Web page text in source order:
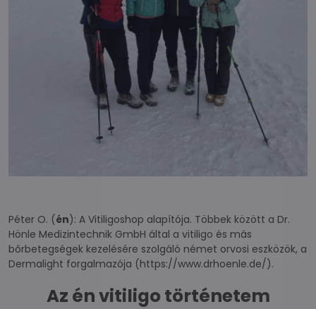
Péter O. (én): A Vitiligoshop alapítója. Többek között a Dr.
Hönle Medizintechnik GmbH által a vitiligo és más
bőrbetegségek kezelésére szolgáló német orvosi eszközök, a
Dermalight forgalmazója (https://www.drhoenle.de/).
Az én vitiligo történetem